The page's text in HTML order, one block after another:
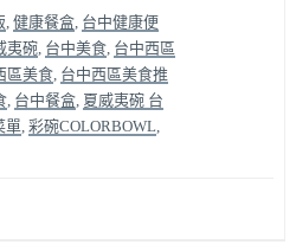
健康餐盒, 台中健康便
夷碗, 台中美食, 台中西區
區美食, 台中西區美食推
, 台中餐盒, 夏威夷碗 台
單 彩碗COLORBOWL